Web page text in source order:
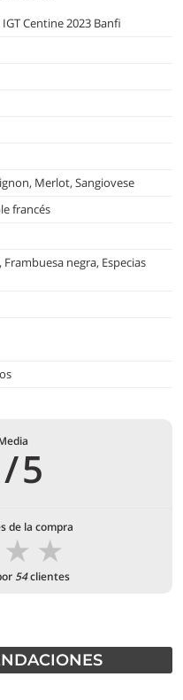
Centine 2023 Banfi
Merlot, Sangiovese
francés
Frambuesa negra, Especias
/5
de la compra
★
★
54clientes